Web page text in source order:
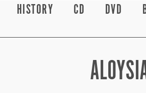
HISTORY CD DVD